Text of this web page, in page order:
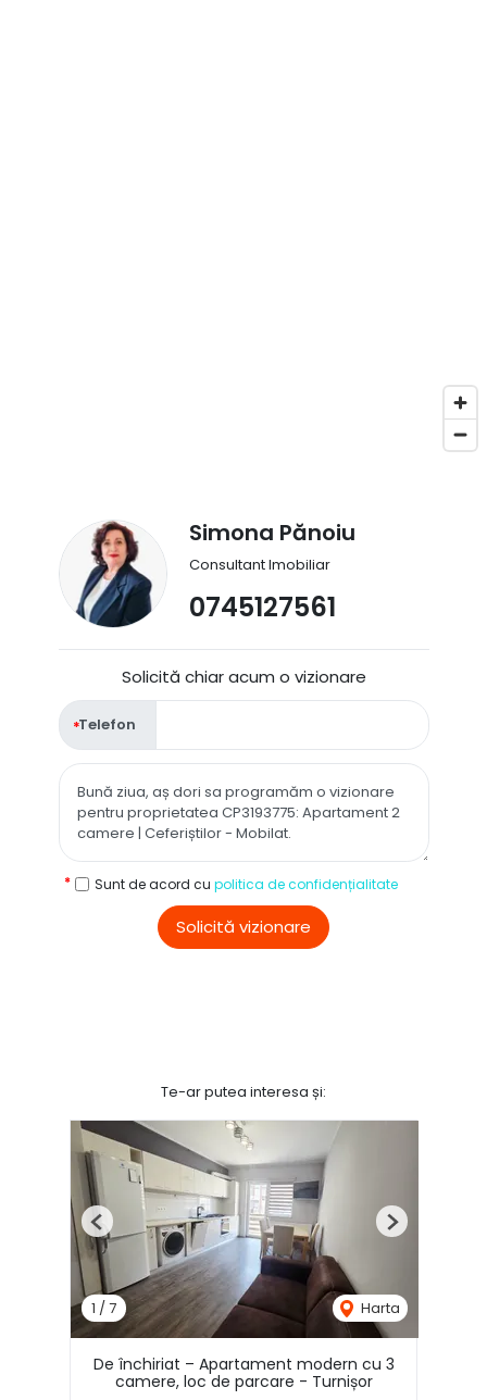
Simona Pănoiu
Consultant Imobiliar
0745127561
Solicită chiar acum o vizionare
Telefon
Sunt de acord cu politica de confidențialitate
Solicită vizionare
Te-ar putea interesa și:
1 / 7 Harta
Previous Next
De închiriat – Apartament modern cu 3
camere, loc de parcare - Turnișor